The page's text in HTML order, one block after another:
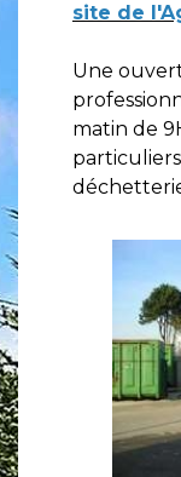
site de
Une
matin de